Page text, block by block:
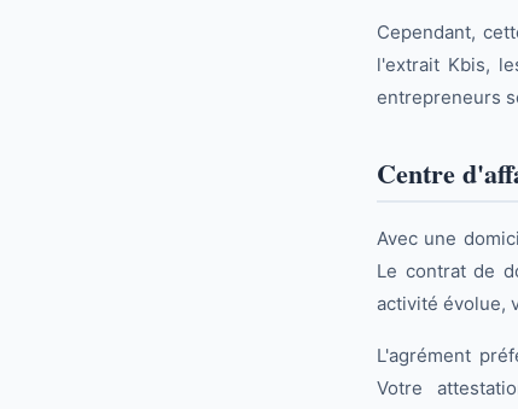
Cependant,
l'extrait Kbis,
entrepreneurs
Centre
Avec une
Le contrat de
activité évolue,
L'agrément
Votre